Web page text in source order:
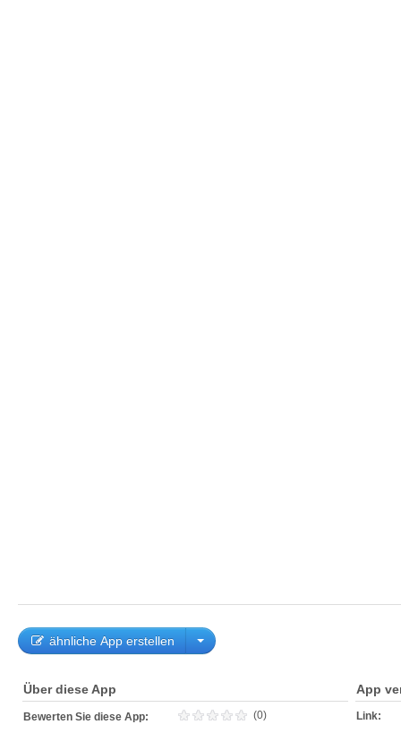
ähnliche App erstellen
Über diese App
Bewerten Sie diese App: (0)
App
Link: